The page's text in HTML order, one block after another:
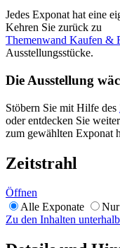
Jedes Exponat hat eine
Kehren Sie zurück zu
Themenwand Kaufen &
Ausstellungsstücke.
Die Ausstellung
Stöbern Sie mit Hilfe des
oder entdecken Sie
zum gewählten Exponat
Zeitstrahl
Öffnen
Alle Exponate
Nur
Zu den Inhalten